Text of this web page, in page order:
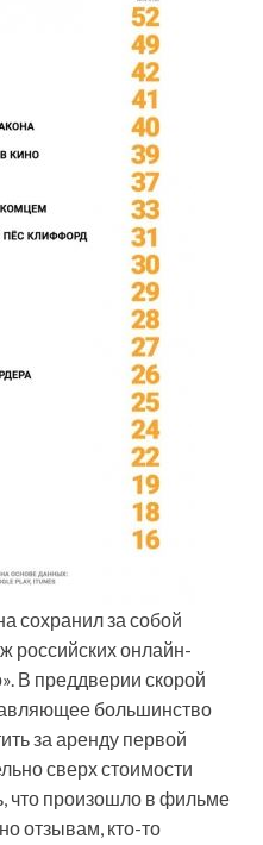
сохранил за собой
российских онлайн-
В преддверии скорой
большинство
за аренду первой
сверх стоимости
что произошло в фильме
отзывам, кто-то